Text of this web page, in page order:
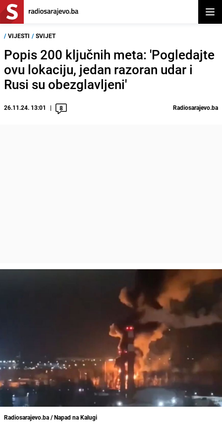
/ VIJESTI / SVIJET
Popis 200 ključnih meta: 'Pogledajte
ovu lokaciju, jedan razoran udar i
Rusi su obezglavljeni'
26.11.24. 13:01 8 Radiosarajevo.ba
Radiosarajevo.ba / Napad na Kalugi